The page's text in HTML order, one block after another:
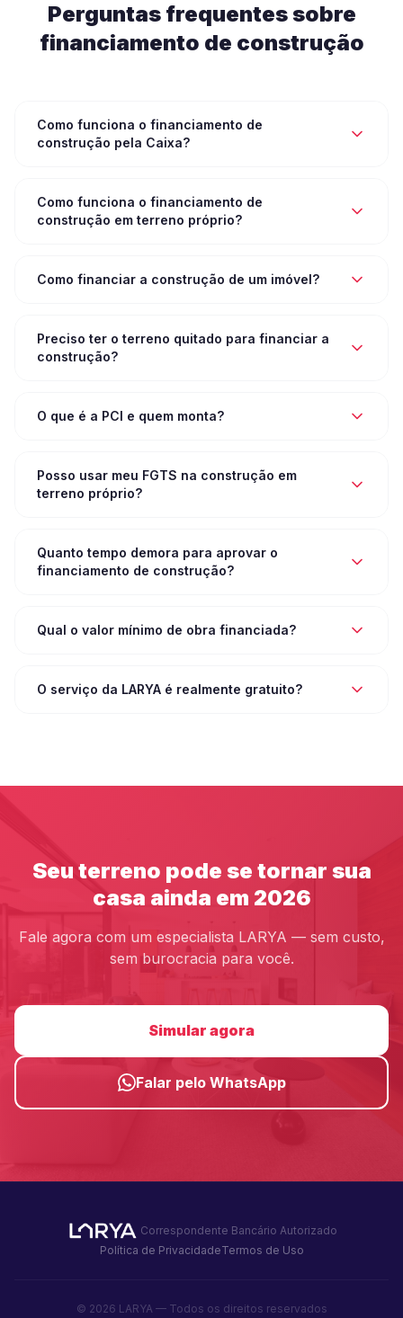
Perguntas frequentes sobre
financiamento de construção
Como funciona o financiamento de
construção pela Caixa?
Como funciona o financiamento de
construção em terreno próprio?
Como financiar a construção de um imóvel?
Preciso ter o terreno quitado para financiar a
construção?
O que é a PCI e quem monta?
Posso usar meu FGTS na construção em
terreno próprio?
Quanto tempo demora para aprovar o
financiamento de construção?
Qual o valor mínimo de obra financiada?
O serviço da LARYA é realmente gratuito?
Seu terreno pode se tornar sua
casa ainda em 2026
Fale agora com um especialista LARYA — sem custo,
sem burocracia para você.
Simular agora
Falar pelo WhatsApp
Correspondente Bancário Autorizado
Política de PrivacidadeTermos de Uso
© 2026 LARYA — Todos os direitos reservados